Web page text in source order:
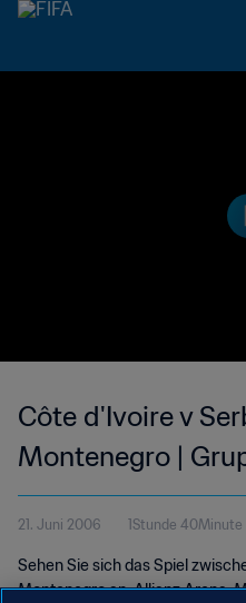
Côte d'Ivoire v
Montenegro |
Fussball-
Deutschland
Länge
21. Juni 2006 1Stunde 40Minute
Sehen Sie sich das Spiel
Montenegro an. Allianz Arena,